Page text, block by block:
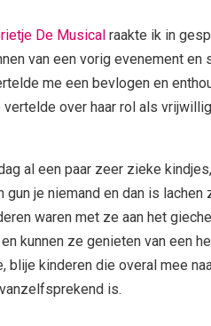
De Musical raakte ik in
van een vorig evenement en
me een bevlogen en
over haar rol als
al een paar zeer zieke
je niemand en dan is
waren met ze aan het
kunnen ze genieten van een
blije kinderen die overal mee
is.